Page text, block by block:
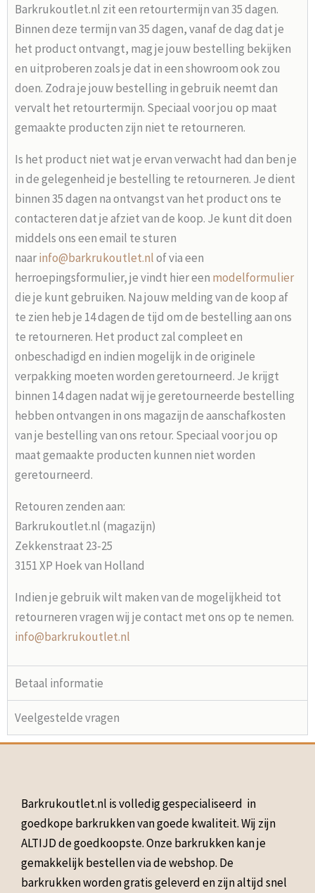
Barkrukoutlet.nl zit een retourtermijn van 35 dagen.
Binnen deze termijn van 35 dagen, vanaf de dag dat je
het product ontvangt, mag je jouw bestelling bekijken
en uitproberen zoals je dat in een showroom ook zou
doen. Zodra je jouw bestelling in gebruik neemt dan
vervalt het retourtermijn. Speciaal voor jou op maat
gemaakte producten zijn niet te retourneren.
Is het product niet wat je ervan verwacht had dan ben je
in de gelegenheid je bestelling te retourneren. Je dient
binnen 35 dagen na ontvangst van het product ons te
contacteren dat je afziet van de koop. Je kunt dit doen
middels ons een email te sturen
naarinfo@barkrukoutlet.nlof via een
herroepingsformulier, je vindt hier een modelformulier
die je kunt gebruiken. Na jouw melding van de koop af
te zien heb je 14 dagen de tijd om de bestelling aan ons
te retourneren. Het product zal compleet en
onbeschadigd en indien mogelijk in de originele
verpakking moeten worden geretourneerd. Je krijgt
binnen 14 dagen nadat wij je geretourneerde bestelling
hebben ontvangen in ons magazijn de aanschafkosten
van je bestelling van ons retour. Speciaal voor jou op
maat gemaakte producten kunnen niet worden
geretourneerd.
Retouren zenden aan:
Barkrukoutlet.nl (magazijn)
Zekkenstraat 23-25
3151 XP Hoek van Holland
Indien je gebruik wilt maken van de mogelijkheid tot
retourneren vragen wij je contact met ons op te nemen.
info@barkrukoutlet.nl
Betaal informatie
Veelgestelde vragen
Barkrukoutlet.nl is volledig gespecialiseerd in
goedkope barkrukken van goede kwaliteit. Wij zijn
ALTIJD de goedkoopste. Onze barkrukken kan je
gemakkelijk bestellen via de webshop. De
barkrukken worden gratis geleverd en zijn altijd snel